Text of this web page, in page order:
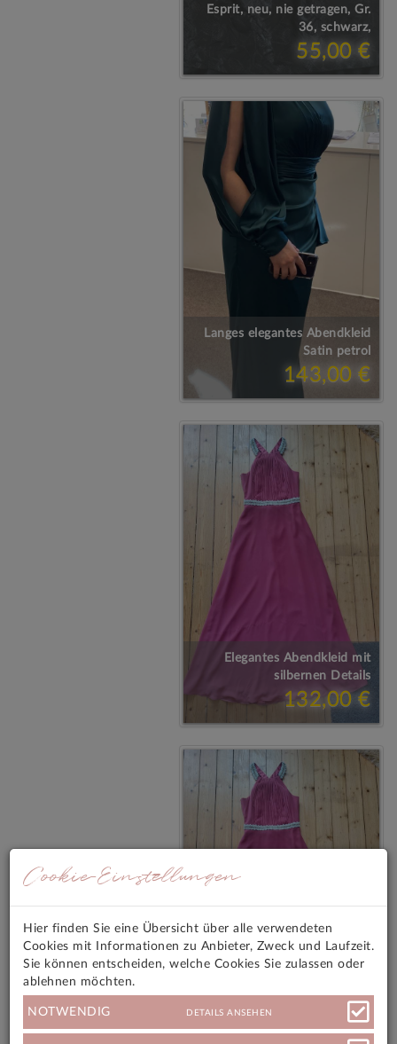
Esprit, neu, nie getragen, Gr.
36, schwarz,
55,00 €
Langes elegantes Abendkleid
Satin petrol
143,00 €
Elegantes Abendkleid mit
silbernen Details
132,00 €
silbernen Details
132,00 €
Cookie-Einstellungen
Hier finden Sie eine Übersicht über alle verwendeten
Cookies mit Informationen zu Anbieter, Zweck und Laufzeit.
Sie können entscheiden, welche Cookies Sie zulassen oder
ablehnen möchten.
NOTWENDIG DETAILS ANSEHEN